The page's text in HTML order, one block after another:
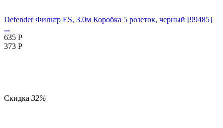
Defender Фильтр ES, 3.0м Коробка 5 розеток, черный [99485]
...
635 Р
373 Р
Скидка 32%